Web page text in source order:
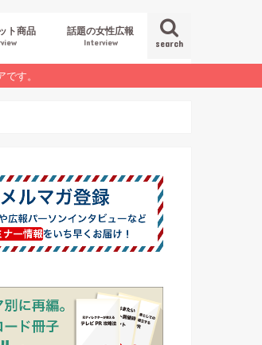
search
ト商品 話題の女性広報
Interview
す。